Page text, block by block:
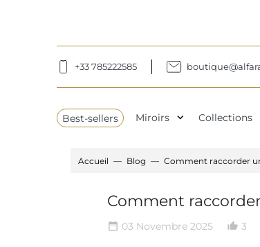
+33 785222585
Best-sellers Miroirs expand_more Collections
Accueil Blog Comment raccorder
Comment
date_range 03 Novembre 2025 thumb_up_alt 3